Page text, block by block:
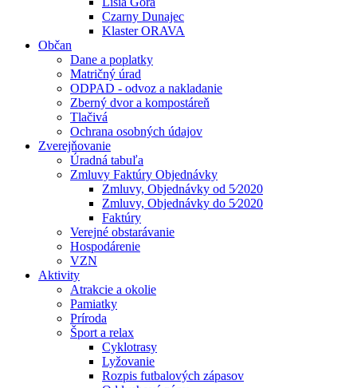
Czarny Dunajec
Klaster ORAVA
Občan
Dane a poplatky
Matričný úrad
ODPAD - odvoz a nakladanie
Zberný dvor a kompostáreň
Tlačivá
Ochrana osobných údajov
Zverejňovanie
Úradná tabuľa
Zmluvy Faktúry Objednávky
Zmluvy, Objednávky od 5⁄2020
Zmluvy, Objednávky do 5⁄2020
Faktúry
Verejné obstarávanie
Hospodárenie
VZN
Aktivity
Atrakcie a okolie
Pamiatky
Príroda
Šport a relax
Cyklotrasy
Lyžovanie
Rozpis futbalových zápasov